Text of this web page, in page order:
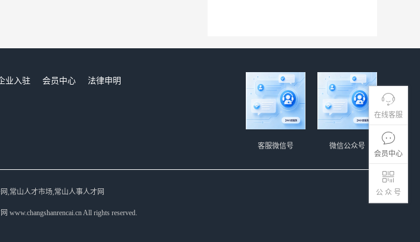
在线客服
会员中心
公 众 号
业入驻 会员中心
法律申明
微信公众号
客服微信号
,常山人才市场,常山人事人才网
www.changshanrencai.cn All rights reserved.